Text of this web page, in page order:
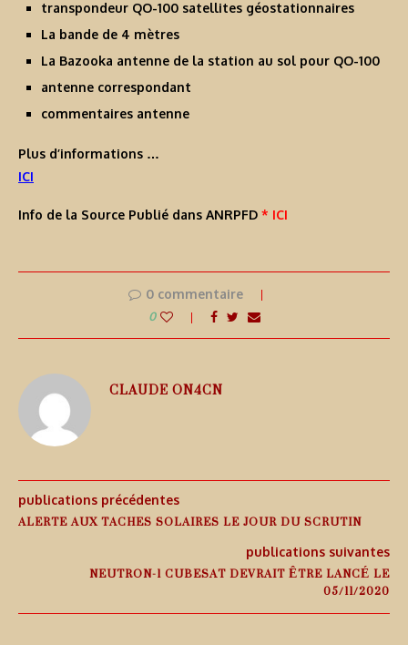
transpondeur QO-100 satellites géostationnaires
La bande de 4 mètres
La Bazooka antenne de la station au sol pour QO-100
antenne correspondant
commentaires antenne
Plus d’informations …
ICI
Info de la Source Publié dans ANRPFD * ICI
0 commentaire
0
CLAUDE ON4CN
publications précédentes
ALERTE AUX TACHES SOLAIRES LE JOUR DU SCRUTIN
publications suivantes
NEUTRON-1 CUBESAT DEVRAIT ÊTRE LANCÉ LE
05/11/2020